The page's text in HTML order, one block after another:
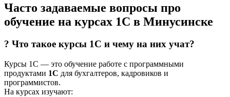
Часто задаваемые вопросы про
обучение на курсах 1С в Минусинске
? Что такое курсы 1С и чему на них учат?
Курсы 1С — это обучение работе с программными
продуктами 1С для бухгалтеров, кадровиков и
программистов.
На курсах изучают: